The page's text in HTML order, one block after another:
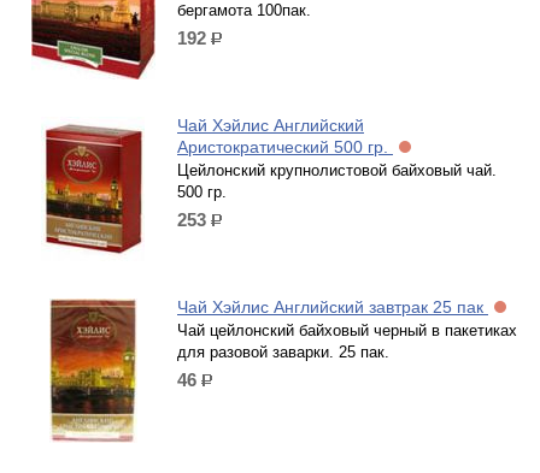
бергамота 100пак.
192 р.
Чай Хэйлис Английский
Аристократический 500 гр.
Цейлонский крупнолистовой байховый чай.
500 гр.
253 р.
Чай Хэйлис Английский завтрак 25 пак
Чай цейлонский байховый черный в пакетиках
для разовой заварки. 25 пак.
46 р.